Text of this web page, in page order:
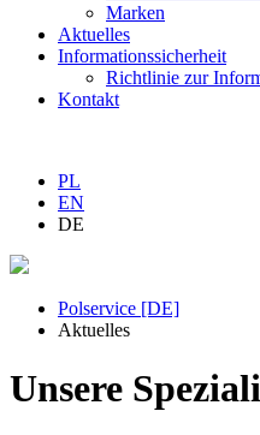
Marken
Aktuelles
Informationssicherheit
Richtlinie zur
Kontakt
PL
EN
DE
Polservice [DE]
Aktuelles
Unsere